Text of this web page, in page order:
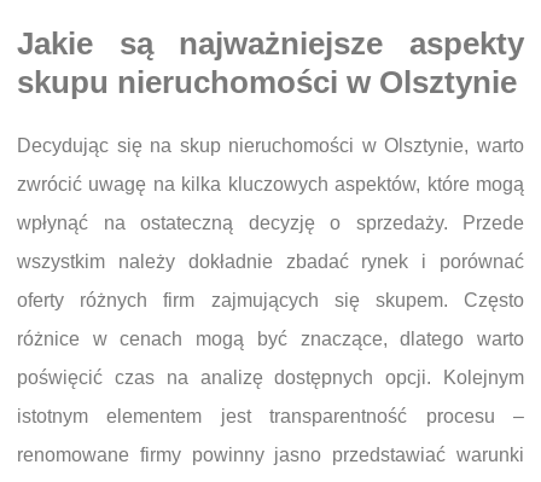
Jakie są najważniejsze aspekty
skupu nieruchomości w Olsztynie
Decydując się na skup nieruchomości w Olsztynie, warto
zwrócić uwagę na kilka kluczowych aspektów, które mogą
wpłynąć na ostateczną decyzję o sprzedaży. Przede
wszystkim należy dokładnie zbadać rynek i porównać
oferty różnych firm zajmujących się skupem. Często
różnice w cenach mogą być znaczące, dlatego warto
poświęcić czas na analizę dostępnych opcji. Kolejnym
istotnym elementem jest transparentność procesu –
renomowane firmy powinny jasno przedstawiać warunki